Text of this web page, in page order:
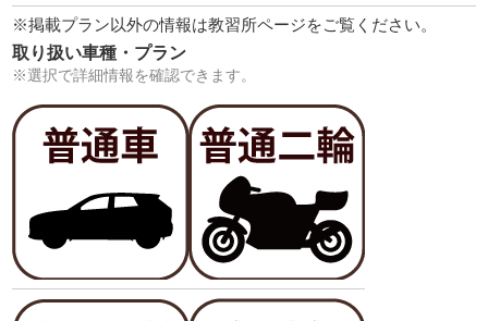
※掲載プラン以外の情報は教習所ページをご覧ください。
取り扱い車種・プラン
※選択で詳細情報を確認できます。